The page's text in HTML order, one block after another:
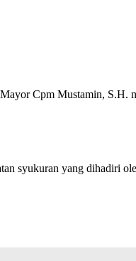
Cpm Mustamin, S.H.
syukuran yang dihadiri